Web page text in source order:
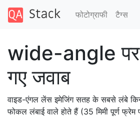
फोटोग्राफी टैग्‍स
wide-angle पर
गए जवाब
वाइड-एंगल लेंस इमेजिंग सतह के सबसे लंबे
फोकल लंबाई वाले होते हैं (35 मिमी पूर्ण फ्रेम